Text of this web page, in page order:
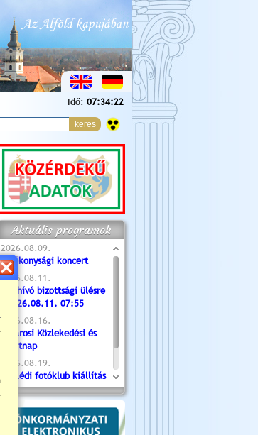
Idő: 07:34:23
Aktuális programok
2026.08.09.
Jótékonysági koncert
2026.08.11.
Meghívó bizottsági ülésre
- 2026.08.11. 07:55
2026.08.16.
Újvárosi Közlekedési és
Sportnap
2026.08.19.
Ceglédi fotóklub kiállítás
2026.08.20.
Szent István Ünnepe